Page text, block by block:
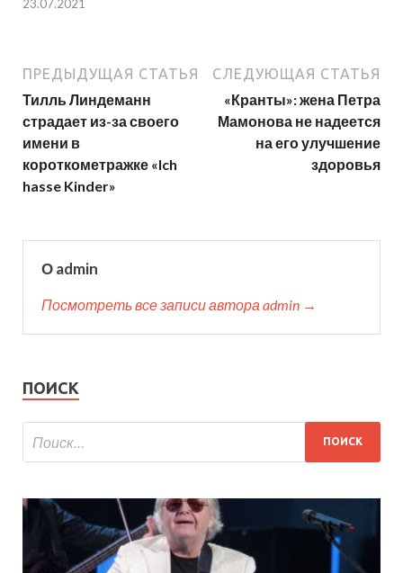
23.07.2021
ПРЕДЫДУЩАЯ СТАТЬЯ
Тилль Линдеманн
страдает из-за своего
имени в
короткометражке «Ich
hasse Kinder»
СЛЕДУЮЩАЯ СТАТЬЯ
«Кранты»: жена Петра
Мамонова не надеется
на его улучшение
здоровья
О admin
Посмотреть все записи автора admin →
ПОИСК